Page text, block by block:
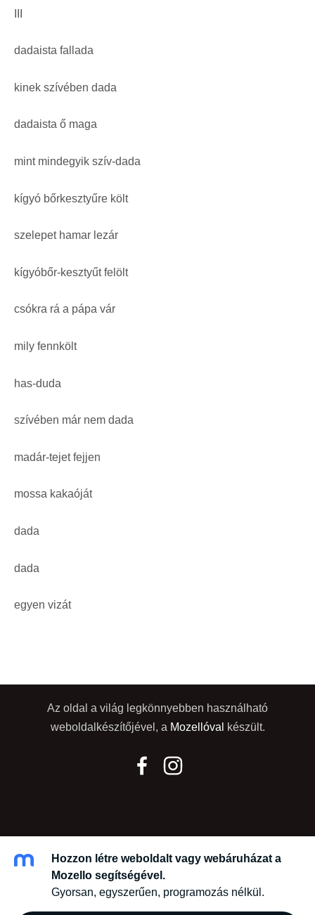
dadaista fallada
kinek szívében dada
dadaista ő maga
mint mindegyik szív-dada
kígyó bőrkesztyűre költ
szelepet hamar lezár
kígyóbőr-kesztyűt felölt
csókra rá a pápa vár
mily fennkölt
has-duda
szívében már nem dada
madár-tejet fejjen
mossa kakaóját
dada
dada
egyen vizát
Az oldal a világ legkönnyebben használható
weboldalkészítőjével, a Mozellóval készült.
Hozzon létre weboldalt vagy webáruházat a
Mozello segítségével.
Gyorsan, egyszerűen, programozás nélkül.